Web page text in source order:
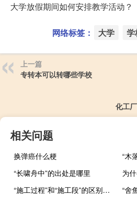
大学放假期间如何安排教学活动？
网络标签： 大学 学
上一篇
专转本可以转哪些学校
化工
相关问题
换弹癌什么梗
“木
“长啸舟中”的出处是哪里
为
“施工过程”和“施工段”的区别是什么
“舍